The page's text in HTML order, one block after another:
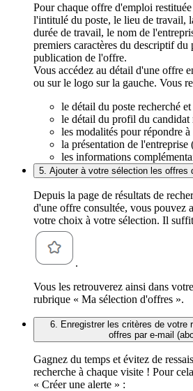
Pour chaque offre d'emploi
l'intitulé du poste, le lieu de travail,
durée de travail, le nom de
premiers caractères du descriptif du
publication de l'offre.
Vous accédez au détail d'une offre
ou sur le logo sur la gauche. Vous
le détail du poste recherché
le détail du profil du candidat
les modalités pour répondre
la présentation de l'entreprise
les informations
5. Ajouter à votre sélection les offres
Depuis la page de résultats de
d'une offre consultée, vous pouvez
votre choix à votre sélection. Il
.
Vous les retrouverez ainsi dans
rubrique « Ma sélection d'offres ».
6. Enregistrer les critères de votre
offres par e-mail
Gagnez du temps et évitez de
recherche à chaque visite ! Pour
« Créer une alerte » :